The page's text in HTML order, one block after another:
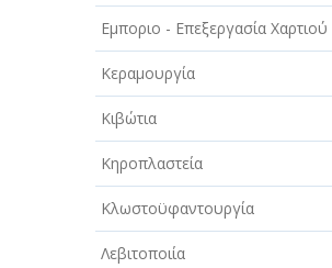
Εμποριο - Επεξεργασία Χαρτιού
Κεραμουργία
Κιβώτια
Κηροπλαστεία
Κλωστοϋφαντουργία
Λεβιτοποιία